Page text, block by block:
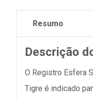
Resumo
Descrição
O Registro Esfera
Tigre é indicado